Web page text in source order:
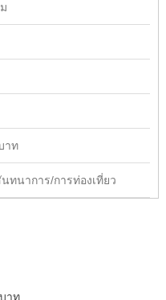
าท
ทนาการ/การท่องเที่ยว
าท